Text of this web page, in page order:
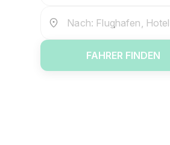
FAHRER FINDEN